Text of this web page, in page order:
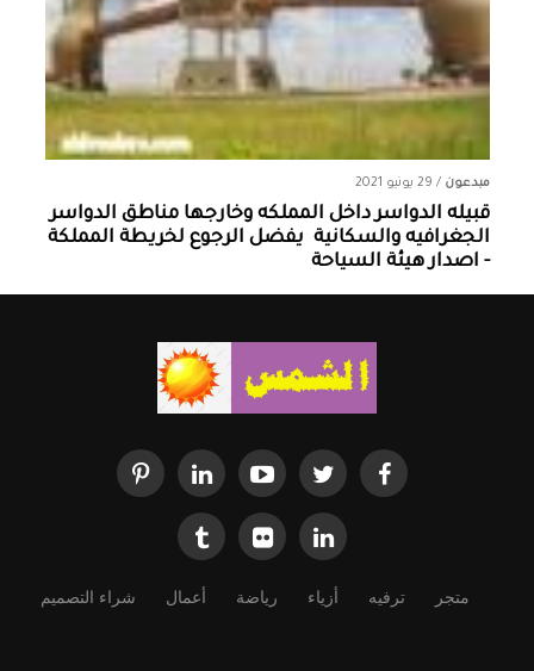
مبدعون / 29 يونيو 2021
قبيله الدواسر داخل المملكه وخارجها ‏مناطق الدواسر
الجغرافيه والسكانية ‏ يفضل الرجوع لخريطة المملكة
- اصدار هيئة السياحة
متجر ترفيه أزياء رياضة أعمال شراء التصميم